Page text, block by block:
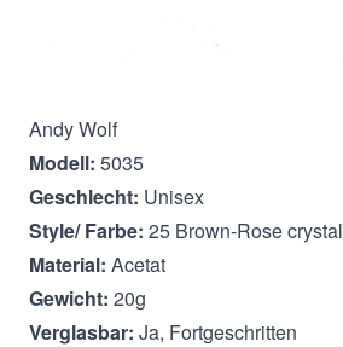
Andy Wolf
Modell: 5035
Geschlecht: Unisex
Style/ Farbe: 25 Brown-Rose crystal
Material: Acetat
Gewicht: 20g
Verglasbar: Ja, Fortgeschritten